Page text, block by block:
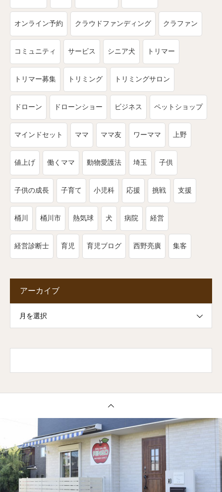
オンライン予約 クラウドファンディング クラファン
コミュニティ サービス シニア犬 トリマー
トリマー募集 トリミング トリミングサロン
ドローン ドローンショー ビジネス ペットショップ
マインドセット ママ ママ友 ワーママ 上野
値上げ 働くママ 動物愛護法 埼玉 子供
子供の成長 子育て 小児科 応援 挑戦 支援
桶川 桶川市 熱気球 犬 病院 経営
経営診断士 育児 育児ブログ 西野亮廣 集客
アーカイブ
月を選択